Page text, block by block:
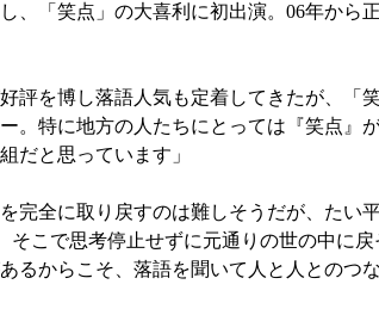
「笑点」の大喜利に初出演。06年から
を博し落語人気も定着してきたが、「
。特に地方の人たちにとっては『笑点』
だと思っています」
全に取り戻すのは難しそうだが、たい
こで思考停止せずに元通りの世の中に戻
るからこそ、落語を聞いて人と人とのつ